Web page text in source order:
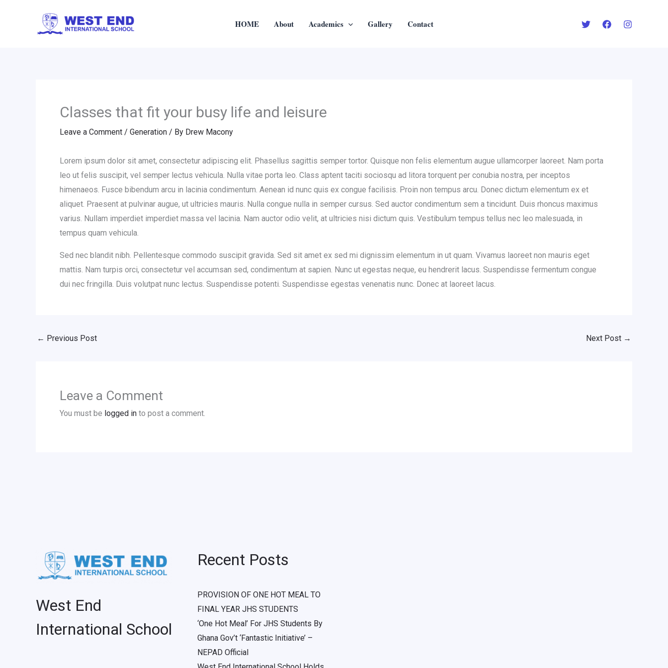
HOME About Academics Gallery Contact
Classes that fit your busy life and leisure
Leave a Comment / Generation / By Drew Macony
Lorem ipsum dolor sit amet, consectetur adipiscing elit. Phasellus sagittis semper tortor. Quisque non felis elementum augue ullamcorper laoreet. Nam porta
leo ut felis suscipit, vel semper lectus vehicula. Nulla vitae porta leo. Class aptent taciti sociosqu ad litora torquent per conubia nostra, per inceptos
himenaeos. Fusce bibendum arcu in lacinia condimentum. Aenean id nunc quis ex congue facilisis. Proin non tempus arcu. Donec dictum elementum ex et
aliquet. Praesent at pulvinar augue, ut ultricies mauris. Nulla congue nulla in semper cursus. Sed auctor condimentum sem a tincidunt. Duis rhoncus maximus
varius. Nullam imperdiet imperdiet massa vel lacinia. Nam auctor odio velit, at ultricies nisi dictum quis. Vestibulum tempus tellus nec leo malesuada, in
tempus quam vehicula.
Sed nec blandit nibh. Pellentesque commodo suscipit gravida. Sed sit amet ex sed mi dignissim elementum in ut quam. Vivamus laoreet non mauris eget
mattis. Nam turpis orci, consectetur vel accumsan sed, condimentum at sapien. Nunc ut egestas neque, eu hendrerit lacus. Suspendisse fermentum congue
dui nec fringilla. Duis volutpat nunc lectus. Suspendisse potenti. Suspendisse egestas venenatis nunc. Donec at laoreet lacus.
← Previous Post Next Post →
Leave a Comment
You must be logged in to post a comment.
West End
International School
Recent Posts
PROVISION OF ONE HOT MEAL TO
FINAL YEAR JHS STUDENTS
‘One Hot Meal’ For JHS Students By
Ghana Gov’t ‘Fantastic Initiative’ –
NEPAD Official